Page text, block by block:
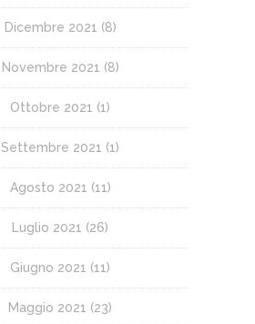
Dicembre 2021 (8)
Novembre 2021 (8)
Ottobre 2021 (1)
Settembre 2021 (1)
Agosto 2021 (11)
Luglio 2021 (26)
Giugno 2021 (11)
Maggio 2021 (23)